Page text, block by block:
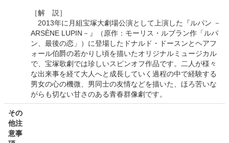
［解 説］
2013年に月組宝塚大劇場公演として上演した『ルパン －
ARSÈNE LUPIN－』（原作：モーリス・ルブラン作「ルパ
ン、最後の恋」）に登場したドナルド・ドースンとヘアフ
ォール伯爵の若かりし頃を描いたオリジナルミュージカル
で、宝塚歌劇では珍しいスピンオフ作品です。二人が様々
な出来事を経て大人へと成長していく過程の中で経験する
男女の心の機微、男同士の友情などを描いた、ほろ苦いな
がらも切ない甘さのある青春群像劇です。
その
他注
意事